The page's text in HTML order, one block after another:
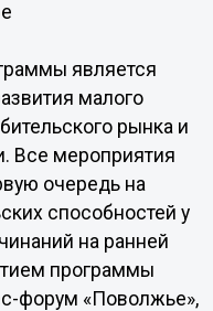
является
малого
рынка и
Все мероприятия
очередь на
способностей у
на ранней
программы
форум «Поволжье»,